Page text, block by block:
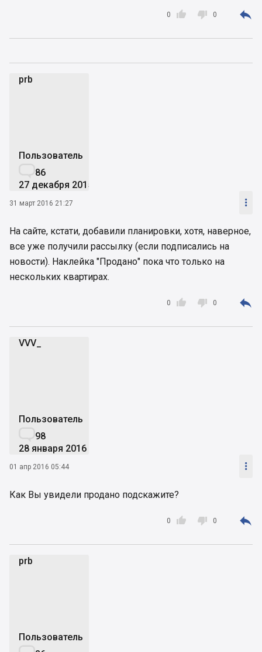

0  0 
prb
Пользователь
86
27 декабря 2015
31 март 2016 21:27 
На сайте, кстати, добавили планировки, хотя, наверное,
все уже получили рассылку (если подписались на
новости). Наклейка "Продано" пока что только на
нескольких квартирах.

0  0 
VVV_
Пользователь
98
28 января 2016
01 апр 2016 05:44 
Как Вы увидели продано подскажите?

0  0 
prb
Пользователь